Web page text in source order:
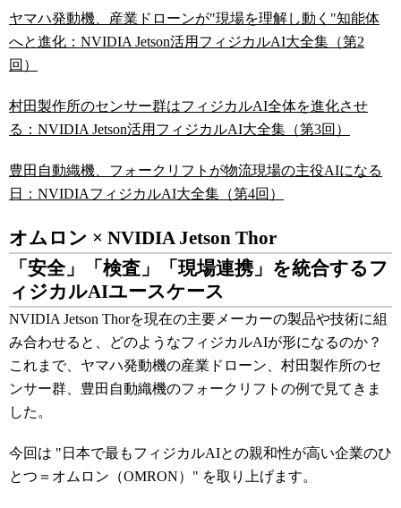
ヤマハ発動機、産業ドローンが"現場を理解し動く"知能体
へと進化：NVIDIA Jetson活用フィジカルAI大全集（第2
回）
村田製作所のセンサー群はフィジカルAI全体を進化させ
る：NVIDIA Jetson活用フィジカルAI大全集（第3回）
豊田自動織機、フォークリフトが物流現場の主役AIになる
日：NVIDIAフィジカルAI大全集（第4回）
オムロン × NVIDIA Jetson Thor
「安全」「検査」「現場連携」を統合するフ
ィジカルAIユースケース
NVIDIA Jetson Thorを現在の主要メーカーの製品や技術に組
み合わせると、どのようなフィジカルAIが形になるのか？
これまで、ヤマハ発動機の産業ドローン、村田製作所のセ
ンサー群、豊田自動織機のフォークリフトの例で見てきま
した。
今回は "日本で最もフィジカルAIとの親和性が高い企業のひ
とつ＝オムロン（OMRON）" を取り上げます。